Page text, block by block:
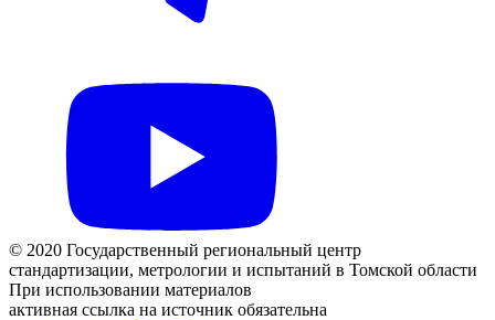
© 2020 Государственный региональный центр
стандартизации, метрологии и испытаний в Томской области
При использовании материалов
активная ссылка на источник обязательна